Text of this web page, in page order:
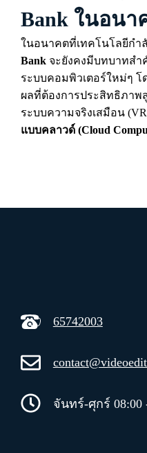
Bank ในอนา
ในอนาคตที่เทคโนโลยีกำ
Bank จะยังคงมีบทบาทส
ระบบคอมพิวเตอร์ใหม่ๆ โ
ผลที่ต้องการประสิทธิภาพ
ระบบความจริงเสมือน
แบบคลาวด์ (Cloud
65742003
จันทร์-ศุกร์ 08:00